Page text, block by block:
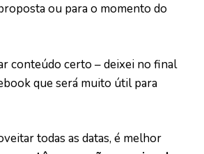
ou para o momento do
conteúdo certo – deixei no final
que será muito útil para
todas as datas, é melhor